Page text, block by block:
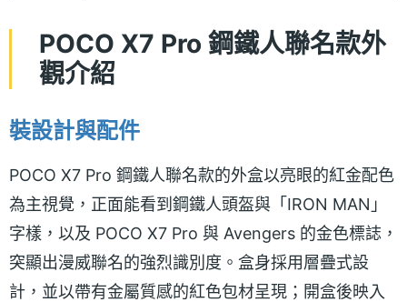
POCO X7 Pro 鋼鐵人聯名款外
觀介紹
裝設計與配件
POCO X7 Pro 鋼鐵人聯名款的外盒以亮眼的紅金配色
為主視覺，正面能看到鋼鐵人頭盔與「IRON MAN」
字樣，以及 POCO X7 Pro 與 Avengers 的金色標誌，
突顯出漫威聯名的強烈識別度。盒身採用層疊式設
計，並以帶有金屬質感的紅色包材呈現；開盒後映入